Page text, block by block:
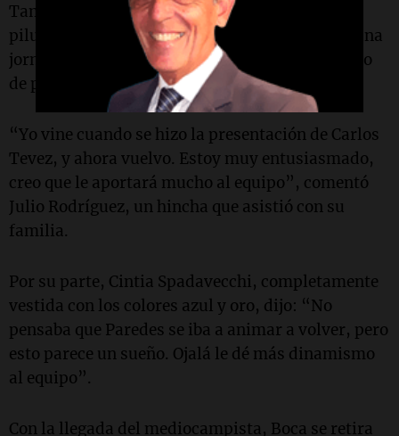
También se comercializaron los clásicos gorros
piluso (a 20 mil pesos) y viseras (a 10 mil), en una
jornada que combinó emoción, negocio y sentido
de pertenencia.
“Yo vine cuando se hizo la presentación de Carlos
Tevez, y ahora vuelvo. Estoy muy entusiasmado,
creo que le aportará mucho al equipo”, comentó
Julio Rodríguez, un hincha que asistió con su
familia.
Por su parte, Cintia Spadavecchi, completamente
vestida con los colores azul y oro, dijo: “No
pensaba que Paredes se iba a animar a volver, pero
esto parece un sueño. Ojalá le dé más dinamismo
al equipo”.
Con la llegada del mediocampista, Boca se retira